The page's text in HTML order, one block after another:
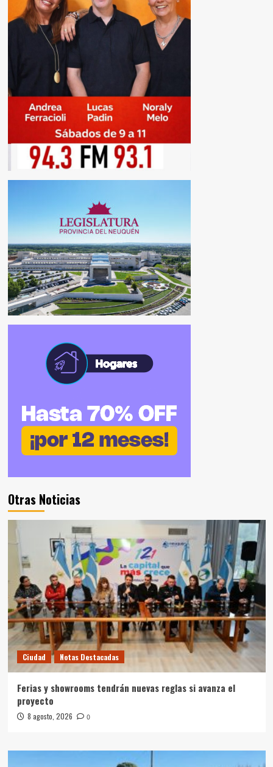
Otras Noticias
Ciudad Notas Destacadas
Ferias y showrooms tendrán nuevas reglas si avanza el
proyecto
8 agosto, 2026 0